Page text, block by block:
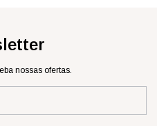
nossas ofertas.